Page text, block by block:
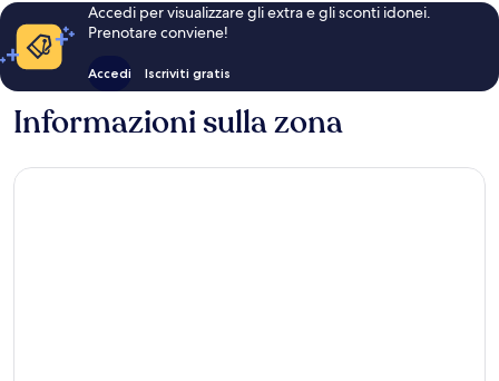
Accedi per visualizzare gli extra e gli sconti idonei.
Prenotare conviene!
Accedi Iscriviti gratis
Informazioni sulla zona